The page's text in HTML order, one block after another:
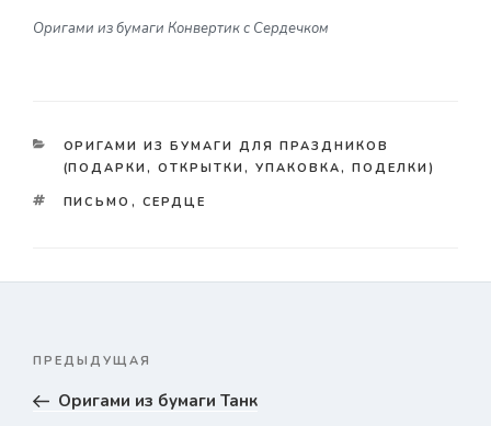
Оригами из бумаги Конвертик с Сердечком
КАТЕГОРИИ
ОРИГАМИ ИЗ БУМАГИ ДЛЯ ПРАЗДНИКОВ
(ПОДАРКИ, ОТКРЫТКИ, УПАКОВКА, ПОДЕЛКИ)
TAGS
ПИСЬМО , СЕРДЦЕ
Навигация
записям
Предыдущая
запись
ПРЕДЫДУЩАЯ
Оригами из бумаги Танк